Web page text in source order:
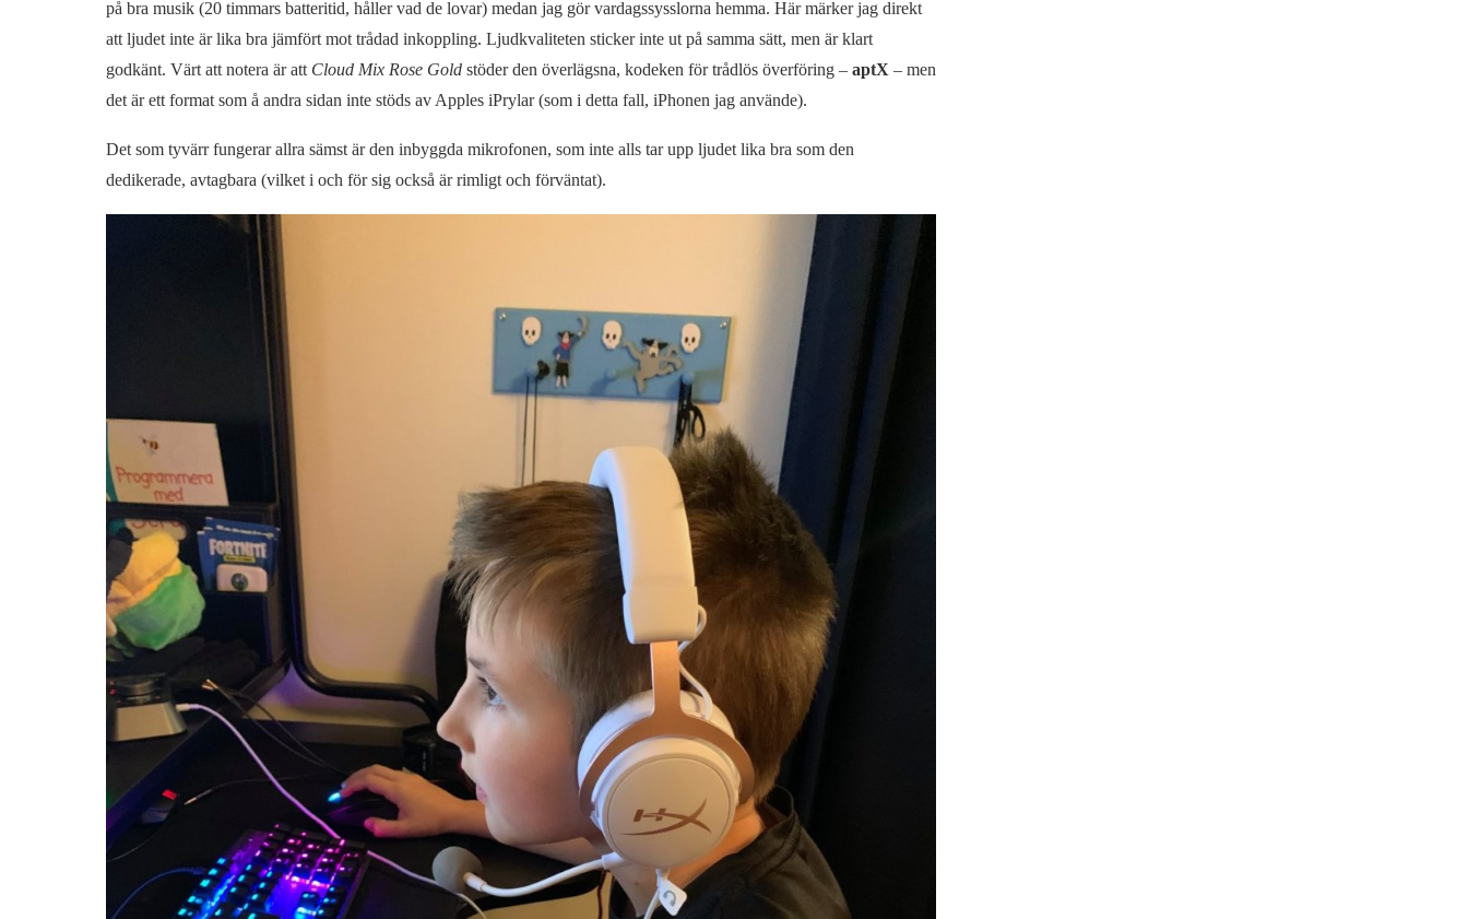
på bra musik (20 timmars batteritid, håller vad de lovar) medan jag gör vardagssysslorna hemma. Här märker jag direkt
att ljudet inte är lika bra jämfört mot trådad inkoppling. Ljudkvaliteten sticker inte ut på samma sätt, men är klart
godkänt. Värt att notera är att Cloud Mix Rose Goldstöder den överlägsna, kodeken för trådlös överföring – aptX – men
det är ett format som å andra sidan inte stöds av Apples iPrylar (som i detta fall, iPhonen jag använde).
Det som tyvärr fungerar allra sämst är den inbyggda mikrofonen, som inte alls tar upp ljudet lika bra som den
dedikerade, avtagbara (vilket i och för sig också är rimligt och förväntat).